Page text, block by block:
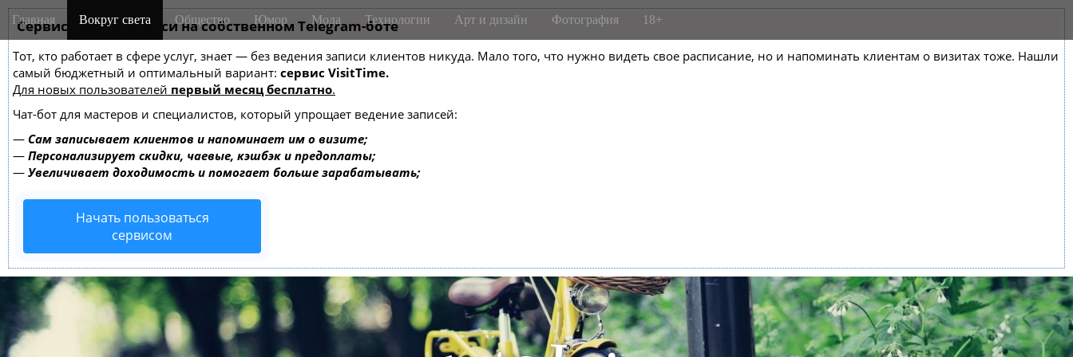
Сервис онлайн-записи на собственном Telegram-боте
Тот, кто работает в сфере услуг, знает — без ведения записи клиентов никуда. Мало того, что нужно видеть свое расписание, но и напоминать клиентам о визитах тоже. Нашли
самый бюджетный и оптимальный вариант: сервис VisitTime.
Для новых пользователей первый месяц бесплатно.
Чат-бот для мастеров и специалистов, который упрощает ведение записей:
— Сам записывает клиентов и напоминает им о визите;
— Персонализирует скидки, чаевые, кэшбэк и предоплаты;
— Увеличивает доходимость и помогает больше зарабатывать;
Начать пользоваться
сервисом
M
a
n
m
e
n
u
i
Главная Вокруг света Общество Юмор Мода Технологии Арт и дизайн Фотография 18+